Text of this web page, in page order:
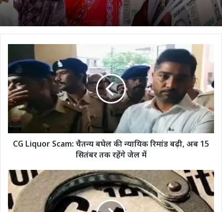
Liquor
Scam:
चैतन्य
बघेल
की
न्यायिक
रिमांड
बढ़ी,
अब
तक
रहेंगे
जेल
में
CG Liquor Scam: चैतन्य बघेल की न्यायिक रिमांड बढ़ी, अब 15
सितंबर तक रहेंगे जेल में
Bilaspur
Crime
:
गणेश